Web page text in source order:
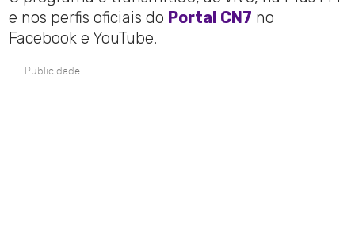
e nos perfis oficiais do Portal CN7 no
Facebook e YouTube.
Publicidade